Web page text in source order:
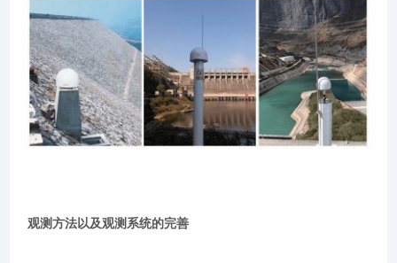
观测方法以及观测系统的完善